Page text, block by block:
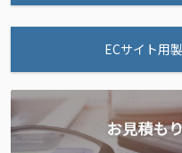
ECサイト用